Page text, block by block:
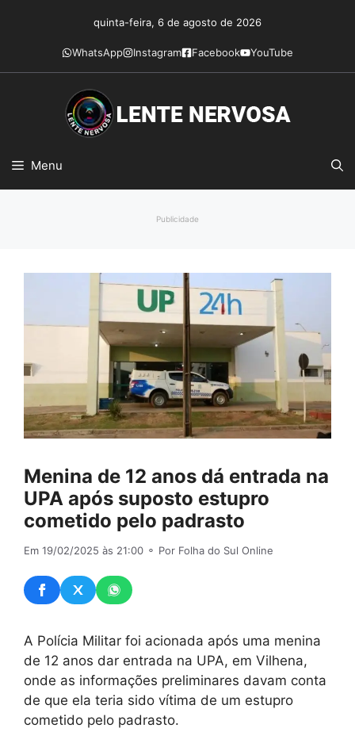
conteúdo
quinta-feira, 6 de agosto de 2026
WhatsApp Instagram Facebook YouTube
Menu
Publicidade
Menina de 12 anos dá entrada na
UPA após suposto estupro
cometido pelo padrasto
Em 19/02/2025 às 21:00 ⚬ Por Folha do Sul Online
A Polícia Militar foi acionada após uma menina
de 12 anos dar entrada na UPA, em Vilhena,
onde as informações preliminares davam conta
de que ela teria sido vítima de um estupro
cometido pelo padrasto.